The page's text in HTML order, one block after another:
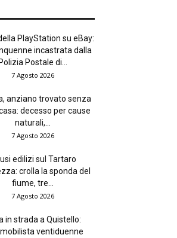
PlayStation su eBay:
incastrata dalla
Polizia Postale di...
7 Agosto 2026
anziano trovato senza
decesso per cause
naturali,...
7 Agosto 2026
edilizi sul Tartaro
crolla la sponda del
fiume, tre...
7 Agosto 2026
in strada a Quistello:
ventiduenne